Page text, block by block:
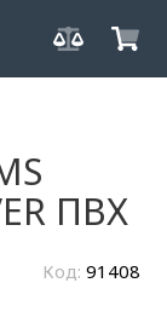
ПВХ
Код: 91408